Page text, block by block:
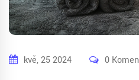
kvě, 25 2024 0